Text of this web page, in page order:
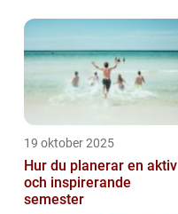
19 oktober 2025
Hur du planerar en aktiv
och inspirerande
semester